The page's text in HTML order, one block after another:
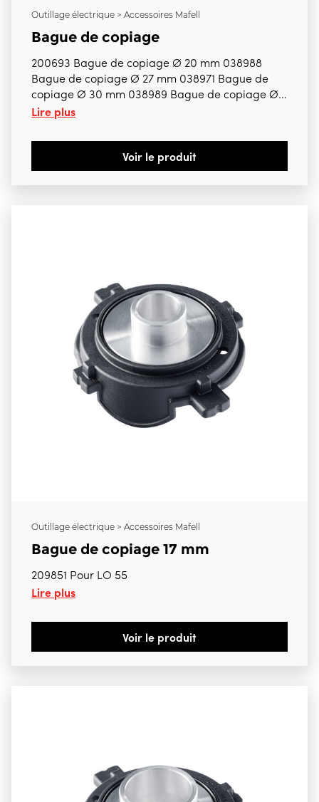
Outillage électrique > Accessoires Mafell
Bague de copiage
200693 Bague de copiage Ø 20 mm 038988
Bague de copiage Ø 27 mm 038971 Bague de
copiage Ø 30 mm 038989 Bague de copiage Ø
40 mm Attention de bien préciser la référence
Lire plus
Voir le produit
Outillage électrique > Accessoires Mafell
Bague de copiage 17 mm
209851 Pour LO 55
Lire plus
Voir le produit